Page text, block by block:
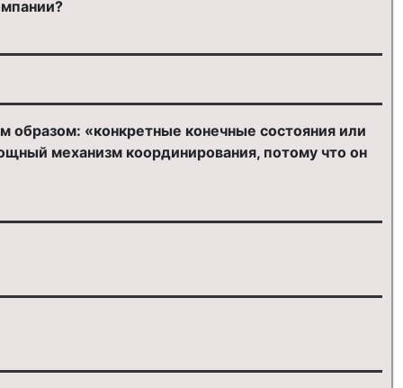
образом: «конкретные конечные состояния или
механизм координирования, потому что он